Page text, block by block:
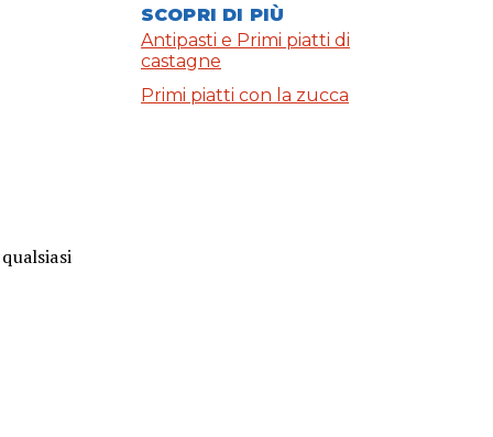
SCOPRI DI PIÙ
Antipasti e Primi piatti di
castagne
Primi piatti con la zucca